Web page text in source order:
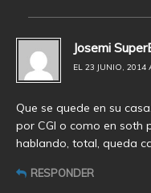
Josemi
EL 23 JUNIO, 2014
Que se quede en su
por CGI o como en soth
hablando, total, queda
RESPONDER